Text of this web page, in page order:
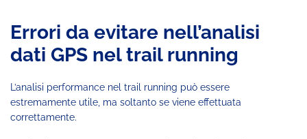
Errori da evitare nell’analisi
dati GPS nel trail running
L’analisi performance nel trail running può essere
estremamente utile, ma soltanto se viene effettuata
correttamente.